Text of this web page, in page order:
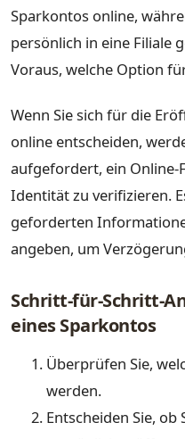
Sparkontos online,
persönlich in eine Filiale
Voraus, welche Option
Wenn Sie sich für die
online entscheiden,
aufgefordert, ein
Identität zu verifizieren.
geforderten
angeben, um
Schritt-für-Schritt-
eines Sparkontos
Überprüfen Sie,
werden.
Entscheiden Sie,